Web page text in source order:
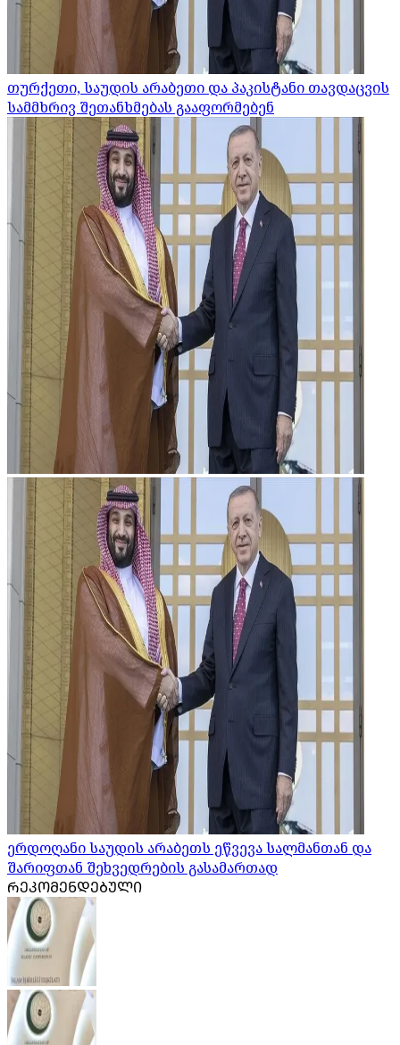
თურქეთი, საუდის არაბეთი და პაკისტანი თავდაცვის
სამმხრივ შეთანხმებას გააფორმებენ
ერდოღანი საუდის არაბეთს ეწვევა სალმანთან და
შარიფთან შეხვედრების გასამართად
ᲠᲔᲙᲝᲛᲔᲜᲓᲔᲑᲣᲚᲘ